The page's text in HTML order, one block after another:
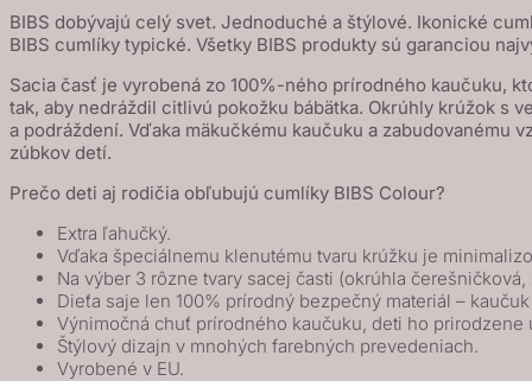
cumlíky
z
prírodného
kaučuku
2
-
veľkosť
Fossil
Grey
BIBS dobývajú celý svet. Jednoduché a štýlové. Ikonické
BIBS cumlíky typické. Všetky BIBS produkty sú garanciou
Sacia časť je vyrobená zo 100%-ného prírodného kaučuku,
tak, aby nedráždil citlivú pokožku bábätka. Okrúhly krúžok s
a podráždení. Vďaka mäkučkému kaučuku a
zúbkov detí.
Prečo deti aj rodičia obľubujú cumlíky BIBS Colour?
Extra ľahučký.
Vďaka špeciálnemu klenutému tvaru krúžku je
Na výber 3 rôzne tvary sacej časti (okrúhla
Dieťa saje len 100% prírodný bezpečný materiál –
Výnimočná chuť prírodného kaučuku, deti ho
Štýlový dizajn v mnohých farebných prevedeniach.
Vyrobené v EU.